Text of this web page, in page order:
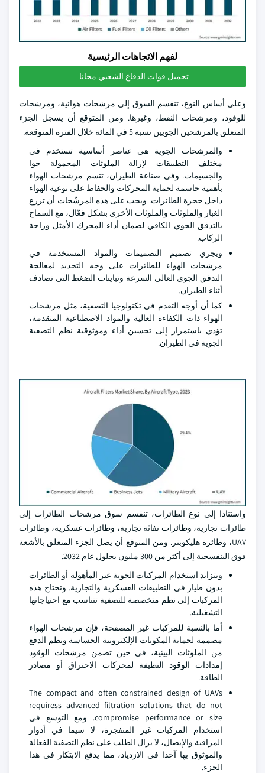
لفهم الاتجاهات الرئيسية
تحميل قوات الدفاع الشعبي مجانا
وعلى أساس النوع، تنقسم السوق إلى مرشحات هوائية، ومرشحات
للوقود، ومرشحات النفط، وغيرها. ومن المتوقع أن يسجل الجزء
المتعلق بالمرشحين الجويين نسبة 5 في المائة خلال الفترة المتوقعة.
والمرشحات الجوية هي عناصر أساسية تستخدم في
مختلف التطبيقات لإزالة الملوثات المحمولة جوا
والجسيمات. وفي صناعة الطيران، تتسم مرشحات الهواء
بأهمية حاسمة لحماية المحركات والحفاظ على نوعية الهواء
داخل حجرة الطائرات. ويجب على هذه المرشّحات أن تزرع
الغبار والملوثات والملوثات الأخرى بشكل فعّال، مع السماح
بالتدفق الجوي الكافي لضمان أداء المحرك الأمثل وراحة
الركاب.
ويجري تصميم التصميمات والمواد المستخدمة في
مرشحات الهواء للطائرات على وجه التحديد لمعالجة
التدفق الجوي العالي السرعة وتباينات الضغط التي تصادف
أثناء الطيران.
كما أن أوجه التقدم في تكنولوجيا التصفية، مثل مرشحات
الهواء ذات الكفاءة العالية والمواد الاصطناعية المتقدمة،
تؤدي باستمرار إلى تحسين أداء وموثوقية نظم التصفية
الجوية في الطيران.
واستنادا إلى نوع الطائرات، تنقسم سوق مرشحات الطائرات إلى
طائرات تجارية، وطائرات نفاثة تجارية، وطائرات عسكرية، وطائرات
UAV، وطائرة هليكوبتر. ومن المتوقع أن يصل الجزء المتعلق بالأشعة
فوق البنفسجية إلى أكثر من 300 مليون بحلول عام 2032.
ويتزايد استخدام المركبات الجوية غير المأهولة أو الطائرات
بدون طيار في التطبيقات العسكرية والتجارية. وتحتاج هذه
المركبات إلى نظم متخصصة للتصفية تتناسب مع احتياجاتها
التشغيلية.
أما بالنسبة للمركبات غير المصفحة، فإن مرشحات الهواء
مصممة لحماية المكونات الإلكترونية الحساسة ونظم الدفع
من الملوثات البيئية، في حين تضمن مرشحات الوقود
إمدادات الوقود النظيفة لمحركات الاحتراق أو مصادر
الطاقة.
The compact and often constrained design of UAVs
requiress advanced filtration solutions that do not
compromise performance or size. ومع التوسع في
استخدام المركبات غير المنفجرة، لا سيما في أدوار
المراقبة والإيصال، لا يزال الطلب على نظم التصفية الفعالة
والموثوق بها آخذا في الازدياد، مما يدفع الابتكار في هذا
الجزء.